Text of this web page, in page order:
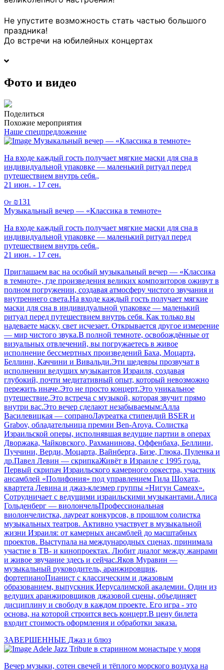
Не упустите возможность стать частью большого
праздника!
До встречи на юбилейных концертах
Фото и видео
Поделиться
Похожие мероприятия
Наше спецпредложение
Музыкальный вечер — «Классика в темноте»
На входе каждый гость получает мягкие маски для сна в
индивидуальной упаковке — маленький ритуал перед
путешествием внутрь себя.,
21 июн. - 17 сен.
От ₪131
Музыкальный вечер — «Классика в темноте»
На входе каждый гость получает мягкие маски для сна в
индивидуальной упаковке — маленький ритуал перед
путешествием внутрь себя.,
21 июн. - 17 сен.
Приглашаем вас на особый музыкальный вечер — «Классика
в темноте», где произведения великих композиторов оживут в
полном погружении, создавая атмосферу чистого звучания и
внутреннего света.На входе каждый гость получает мягкие
маски для сна в индивидуальной упаковке — маленький
ритуал перед путешествием внутрь себя. Как только вы
надеваете маску, свет исчезает. Открывается другое измерение
— мир чистого звука.В полной темноте, освобождённые от
визуальных отвлечений, вы погружаетесь в живое
исполнение бессмертных произведений Баха, Моцарта,
Беллини, Каччини и Вивальди.Эти шедевры прозвучат в
исполнении ведущих музыкантов Израиля, создавая
глубокий, почти медитативный опыт, который невозможно
пережить иначе.Это не просто концерт.Это уникальное
путешествие.Это встреча с музыкой, которая звучит прямо
внутри вас.Это вечер сделают незабываемым:Алла
Василевицкая — сопраноЛауреатка стипендий BSER и
Grabov, обладательница премии Ben-Aroya. Солистка
Израильской оперы, исполнявшая ведущие партии в операх
Дворжака, Чайковского, Рахманинова, Оффенбаха, Беллини,
Пуччини, Верди, Моцарта, Вайнберга, Бизе, Глюка, Пуленка и
др.Павел Левин — скрипкаЖивёт в Израиле с 1995 года.
Первый скрипач Израильского камерного оркестра, участник
ансамблей «Полифония» под управлением Гила Шохата,
квартета Левина и джаз-клезмер группы «Нигун Самеах».
Сотрудничает с ведущими израильскими музыкантами.Алиса
Гольденберг — виолончельПрофессиональная
виолончелистка, лауреат конкурсов, в прошлом солистка
музыкальных театров. Активно участвует в музыкальной
жизни Израиля: от камерных ансамблей до масштабных
проектов. Выступала на международных сценах, принимала
участие в ТВ- и кинопроектах. Любит диалог между жанрами
и живое звучание здесь и сейчас.Яков Муравин —
музыкальный руководитель, аранжировщик,
фортепианоПианист с классическим и джазовым
образованием, выпускник Иерусалимской академии. Один из
ведущих аранжировщиков джазовой сцены, объединяет
дисциплину и свободу в каждом проекте. Его игра - это
основа, на которой строится весь концерт.В цену билета
входит стоимость оформления и обработки заказа.
ЗАВЕРШЕННЫЕ Джаз и блюз
Adele Jazz Tribute в старинном монастыре у моря
Вечер музыки, сотен свечей и тёплого морского воздуха на